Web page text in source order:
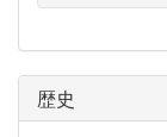
歴史